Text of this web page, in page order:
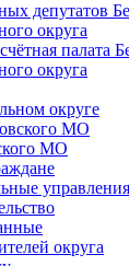
депутатов
округа
палата
округа
округе
МО
МО
управления
округа